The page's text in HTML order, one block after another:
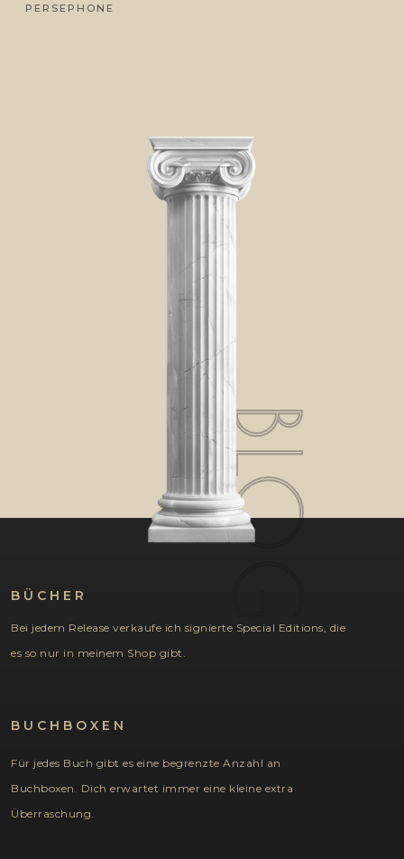
PERSEPHONE
BLOG
BÜCHER
Bei jedem Release verkaufe ich signierte Special Editions, die
es so nur in meinem Shop gibt.
BUCHBOXEN
Für jedes Buch gibt es eine begrenzte Anzahl an
Buchboxen. Dich erwartet immer eine kleine extra
Überraschung.